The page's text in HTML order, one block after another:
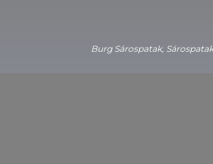
Burg Sárospatak,
Die romantischste Felsenburg des
des Tarna-Baches erhebt sich
Dorf. Die Besucher erwartet ein
romantischer Ausflug.
Die Festung auf dem Gipfel des
Grenze zwischen den Wäldern der
wurde von unseren Vorfahren in den
und auf dem Gipfel erbaut. Zu diesem
Bauwerk führt nur ein Wanderweg, der
steil ist, aber die Mühe lohnt sich. Im